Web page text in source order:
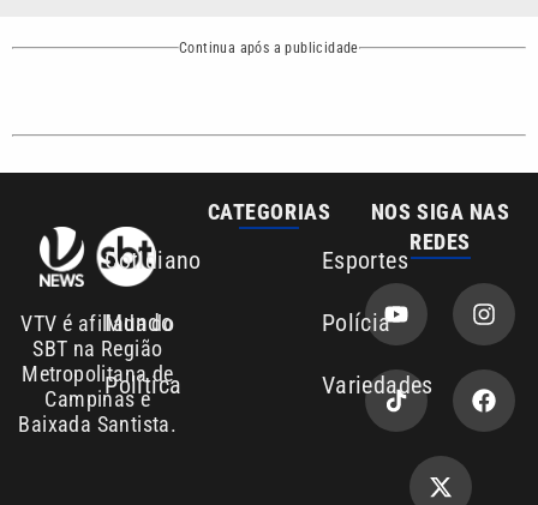
Continua após a publicidade
VTV é afiliada do
SBT na Região
Metropolitana de
Campinas e
Baixada Santista.
Esportes
Mundo Polícia
Política Variedades